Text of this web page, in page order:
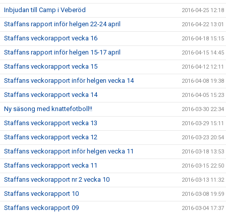
Inbjudan till Camp i Veberöd 2016-04-25 12:18
Staffans rapport inför helgen 22-24 april 2016-04-22 13:01
Staffans veckorapport vecka 16 2016-04-18 15:15
Staffans rapport inför helgen 15-17 april 2016-04-15 14:45
Staffans veckorapport vecka 15 2016-04-12 12:11
Staffans veckorapport inför helgen vecka 14 2016-04-08 19:38
Staffans veckorapport vecka 14 2016-04-05 15:23
Ny säsong med knattefotboll!! 2016-03-30 22:34
Staffans veckorapport vecka 13 2016-03-29 15:11
Staffans veckorapport vecka 12 2016-03-23 20:54
Staffans veckorapport inför helgen vecka 11 2016-03-18 13:53
Staffans veckorapport vecka 11 2016-03-15 22:50
Staffans veckorapport nr 2 vecka 10 2016-03-13 11:32
Staffans veckorapport 10 2016-03-08 19:59
Staffans veckorapport 09 2016-03-04 17:37